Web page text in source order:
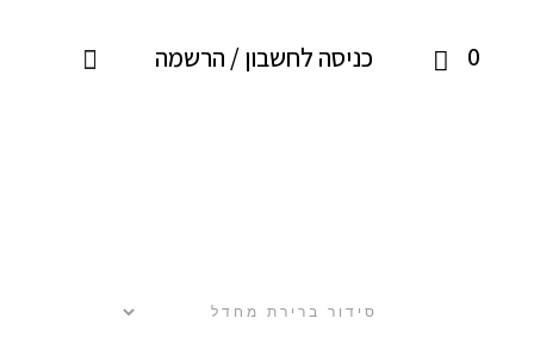
כניסה לחשבון / הרשמה 0